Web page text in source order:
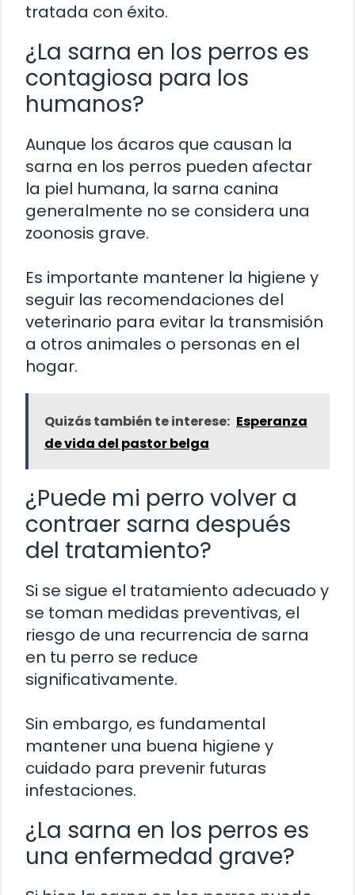
tratada con éxito.
¿La sarna en los perros es
contagiosa para los
humanos?
Aunque los ácaros que causan la
sarna en los perros pueden afectar
la piel humana, la sarna canina
generalmente no se considera una
zoonosis grave.
Es importante mantener la higiene y
seguir las recomendaciones del
veterinario para evitar la transmisión
a otros animales o personas en el
hogar.
Quizás también te interese: Esperanza
de vida del pastor belga
¿Puede mi perro volver a
contraer sarna después
del tratamiento?
Si se sigue el tratamiento adecuado y
se toman medidas preventivas, el
riesgo de una recurrencia de sarna
en tu perro se reduce
significativamente.
Sin embargo, es fundamental
mantener una buena higiene y
cuidado para prevenir futuras
infestaciones.
¿La sarna en los perros es
una enfermedad grave?